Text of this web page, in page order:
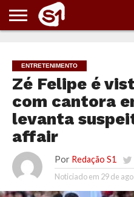
ENTRETENIMENTO
Zé Felipe é
com cantora
levanta
affair
Por Redação S1
Noticiado em 29 de